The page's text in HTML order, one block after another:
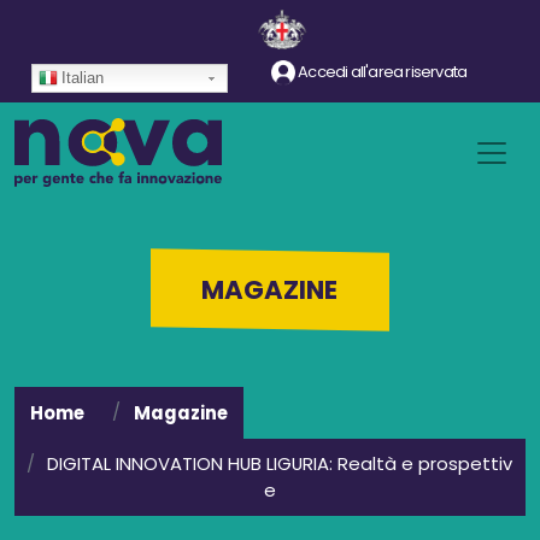
Salta al contenuto principale
Italian Accedi all'area riservata
MAGAZINE
Home
Magazine
DIGITAL INNOVATION HUB LIGURIA: Realtà e prospettiv
e